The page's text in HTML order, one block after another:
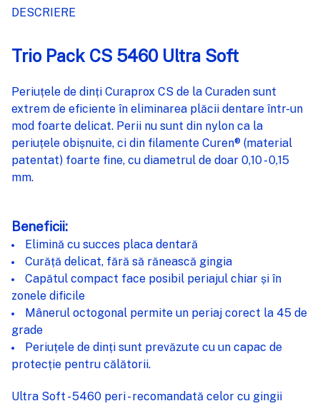
CUMPARATE
%STR%
ÎN COȘ
DESCRIERE
Trio Pack CS 5460 Ultra Soft
Periuțele de dinți Curaprox CS de la Curaden sunt
extrem de eficiente în eliminarea plăcii dentare într-un
mod foarte delicat. Perii nu sunt din nylon ca la
periuțele obișnuite, ci din filamente Curen® (material
patentat) foarte fine, cu diametrul de doar 0,10 - 0,15
mm.
Beneficii:
Elimină cu succes placa dentară
Curăță delicat, fără să rănească gingia
Capătul compact face posibil periajul chiar și în
zonele dificile
Mânerul octogonal permite un periaj corect la 45 de
grade
Periuțele de dinți sunt prevăzute cu un capac de
protecție pentru călătorii.
Ultra Soft - 5460 peri - recomandată celor cu gingii